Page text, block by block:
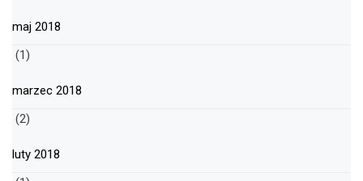
maj 2018
(1)
marzec 2018
(2)
luty 2018